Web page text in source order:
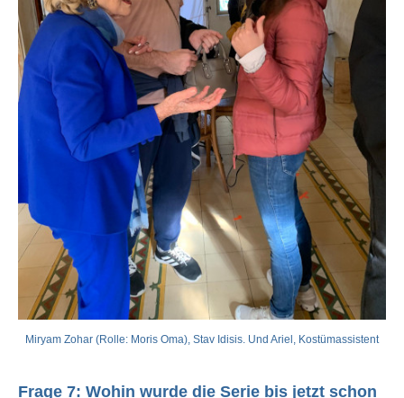
Miryam Zohar (Rolle: Moris Oma), Stav Idisis. Und Ariel, Kostümassistent
Frage 7: Wohin wurde die Serie bis jetzt schon